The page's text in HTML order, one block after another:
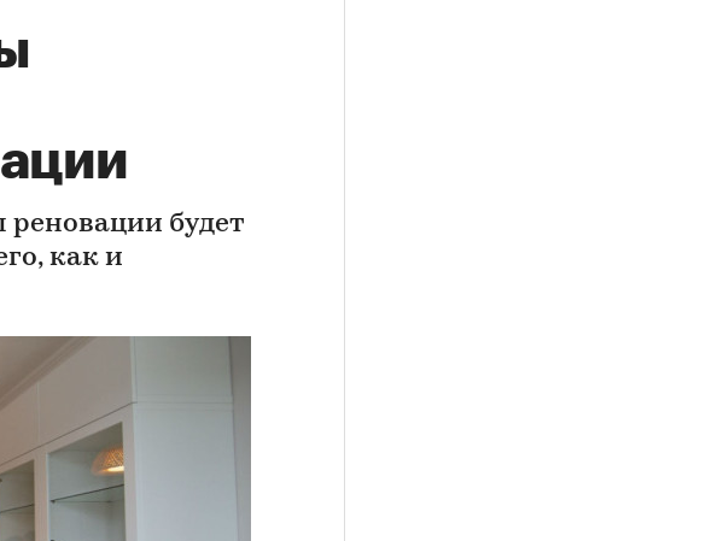
будет
как и